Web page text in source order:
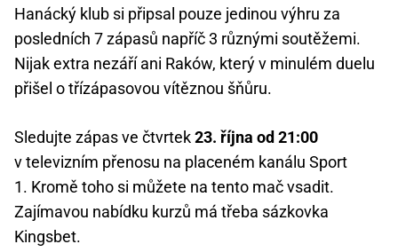
Hanácký klub si připsal pouze jedinou výhru za
posledních 7 zápasů napříč 3 různými soutěžemi.
Nijak extra nezáří ani Raków, který v minulém duelu
přišel o třízápasovou vítěznou šňůru.
Sledujte zápas ve čtvrtek23. října od 21:00
v televizním přenosu na placeném kanálu Sport
1. Kromě toho si můžete na tento mač vsadit.
Zajímavou nabídku kurzů má třeba sázkovka
Kingsbet.